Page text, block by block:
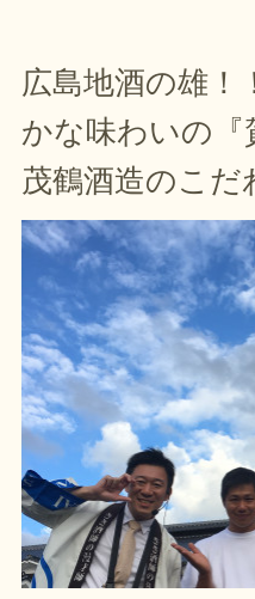
広島地酒の雄！
かな味わいの
茂鶴酒造のこだ